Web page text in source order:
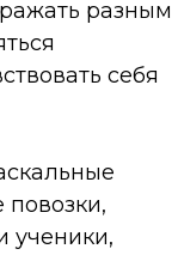
разным
себя
ученики,